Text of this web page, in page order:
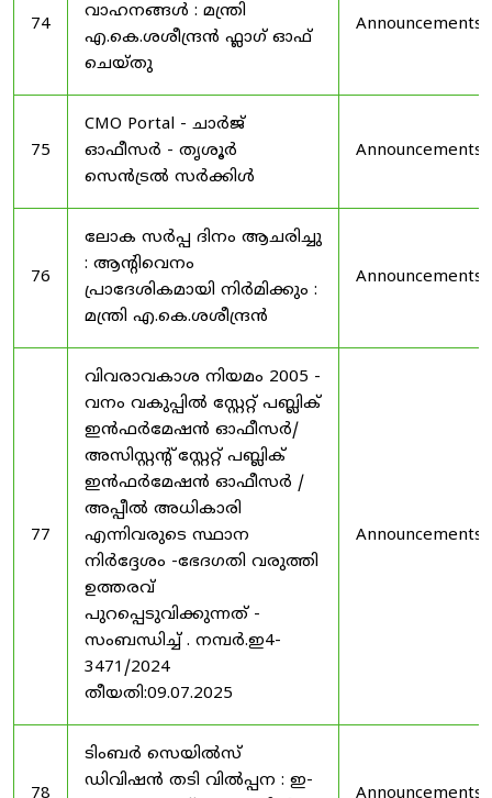
74
വാഹനങ്ങൾ : മന്ത്രി
എ.കെ.ശശീന്ദ്രൻ ഫ്ലാഗ് ഓഫ്
ചെയ്തു
Announcements
75
CMO Portal - ചാർജ്
ഓഫീസർ - തൃശൂർ
സെൻട്രൽ സർക്കിൾ
Announcements
76
ലോക സർപ്പ ദിനം ആചരിച്ചു
: ആന്റിവെനം
പ്രാദേശികമായി നിർമിക്കും :
മന്ത്രി എ.കെ.ശശീന്ദ്രൻ
Announcements
77
വിവരാവകാശ നിയമം 2005 -
വനം വകുപ്പിൽ സ്റ്റേറ്റ് പബ്ലിക്
ഇൻഫർമേഷൻ ഓഫീസർ/
അസിസ്റ്റന്റ് സ്റ്റേറ്റ് പബ്ലിക്
ഇൻഫർമേഷൻ ഓഫീസർ /
അപ്പീൽ അധികാരി
എന്നിവരുടെ സ്ഥാന
നിർദ്ദേശം -ഭേദഗതി വരുത്തി
ഉത്തരവ്
പുറപ്പെടുവിക്കുന്നത് -
സംബന്ധിച്ച് . നമ്പർ.ഇ4-
3471/2024
തീയതി:09.07.2025
Announcements
ടിംബർ സെയിൽസ്
ഡിവിഷൻ തടി വിൽപ്പന : ഇ-